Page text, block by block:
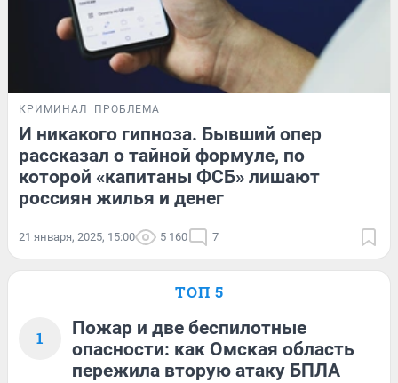
КРИМИНАЛ ПРОБЛЕМА
И никакого гипноза. Бывший опер
рассказал о тайной формуле, по
которой «капитаны ФСБ» лишают
россиян жилья и денег
21 января, 2025, 15:00 5 160 7
ТОП 5
1
Пожар и две беспилотные
опасности: как Омская область
пережила вторую атаку БПЛА